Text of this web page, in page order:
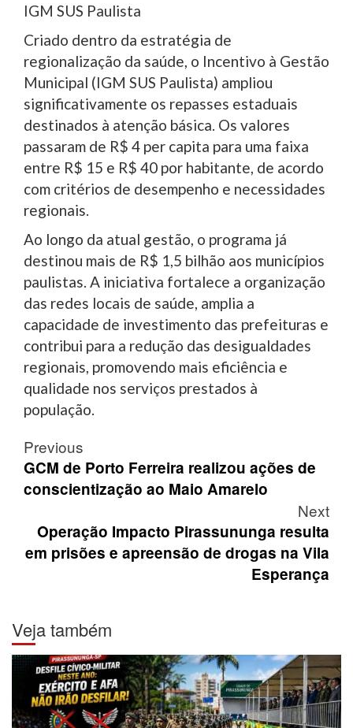
IGM SUS Paulista
Criado dentro da estratégia de
regionalização da saúde, o Incentivo à Gestão
Municipal (IGM SUS Paulista) ampliou
significativamente os repasses estaduais
destinados à atenção básica. Os valores
passaram de R$ 4 per capita para uma faixa
entre R$ 15 e R$ 40 por habitante, de acordo
com critérios de desempenho e necessidades
regionais.
Ao longo da atual gestão, o programa já
destinou mais de R$ 1,5 bilhão aos municípios
paulistas. A iniciativa fortalece a organização
das redes locais de saúde, amplia a
capacidade de investimento das prefeituras e
contribui para a redução das desigualdades
regionais, promovendo mais eficiência e
qualidade nos serviços prestados à
população.
Post
navigation
Previous
GCM de Porto Ferreira realizou ações de
conscientização ao Maio Amarelo
Next
Operação Impacto Pirassununga resulta
em prisões e apreensão de drogas na Vila
Esperança
Veja também